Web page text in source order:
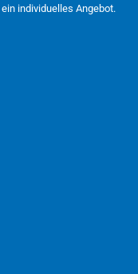
individuelles Angebot.